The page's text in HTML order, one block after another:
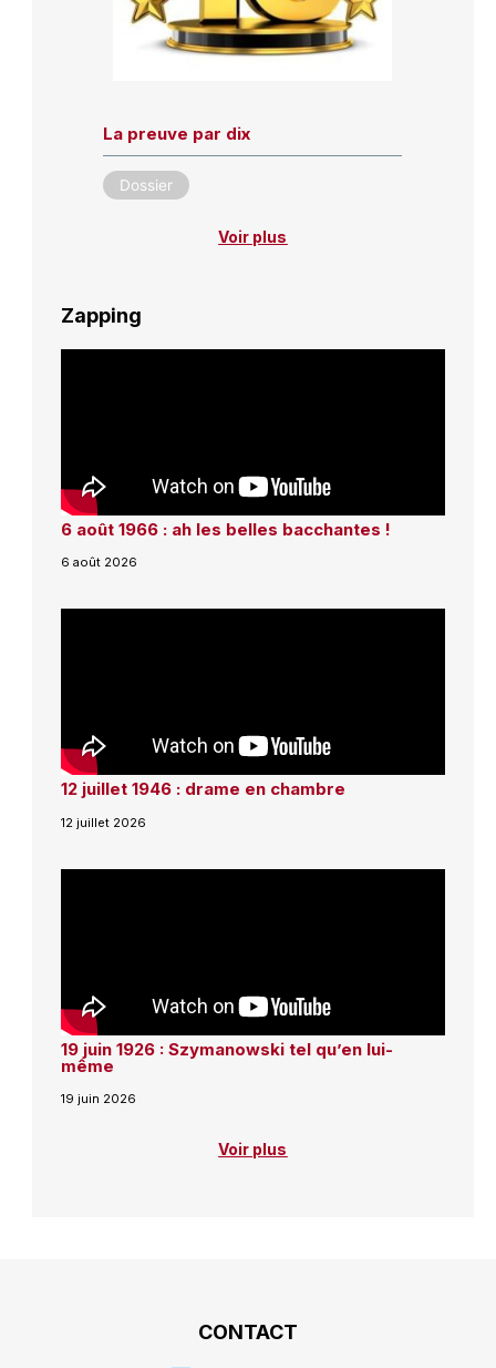
La preuve par dix
Dossier
Voir plus
Zapping
6 août 1966 : ah les belles bacchantes !
6 août 2026
12 juillet 1946 : drame en chambre
12 juillet 2026
19 juin 1926 : Szymanowski tel qu’en lui-
même
19 juin 2026
Voir plus
CONTACT